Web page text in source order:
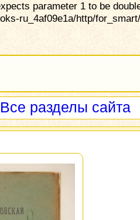
parameter 1 to be
ru_4af09e1a/http/
Все разделы сайта